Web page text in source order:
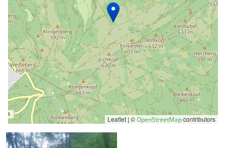
Leaflet | ©OpenStreetMapcontributors